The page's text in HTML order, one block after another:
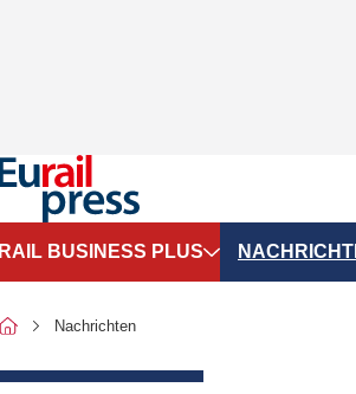
RAIL BUSINESS PLUS
Nachrichten